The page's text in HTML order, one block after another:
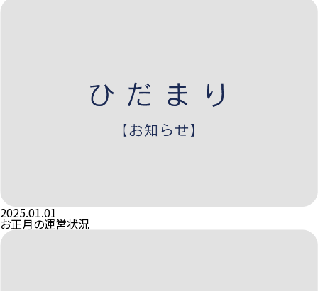
2025.01.01
お正月の運営状況